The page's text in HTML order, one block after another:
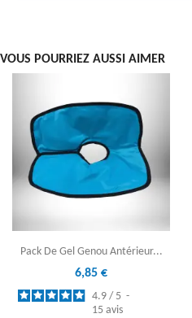
VOUS POURRIEZ AUSSI AIMER
Pack De Gel Genou Antérieur...
6,85 €
4.9 / 5 -
15 avis